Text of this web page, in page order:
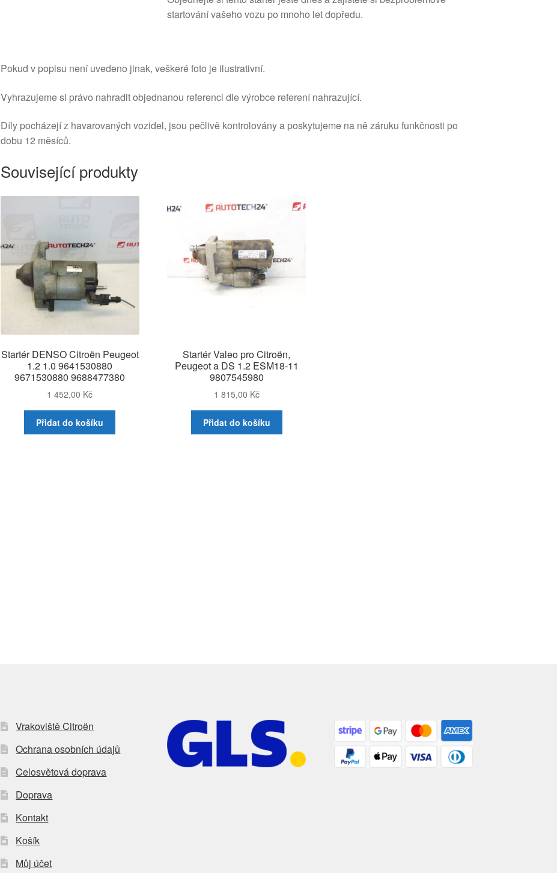
startování vašeho vozu po mnoho let dopředu.
Pokud v popisu není uvedeno jinak, veškeré foto je ilustrativní.
Vyhrazujeme si právo nahradit objednanou referenci dle výrobce referení nahrazující.
Díly pocházejí z havarovaných vozidel, jsou pečlivě kontrolovány a poskytujeme na ně záruku funkčnosti po
dobu 12 měsíců.
Související produkty
Startér DENSO Citroën Peugeot
1.2 1.0 9641530880
9671530880 9688477380
1 452,00 Kč
Přidat do košíku
Startér Valeo pro Citroën,
Peugeot a DS 1.2 ESM18-11
9807545980
1 815,00 Kč
Přidat do košíku
Vrakoviště Citroën
Ochrana osobních údajů
Celosvětová doprava
Doprava
Kontakt
Košík
Můj účet